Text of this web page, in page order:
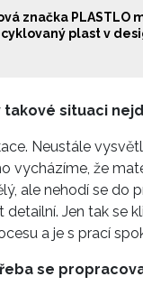
značka PLASTLO
plast v
takové situaci
Neustále
vycházíme, že
ale nehodí se do
Jen tak se
a je s prací
se